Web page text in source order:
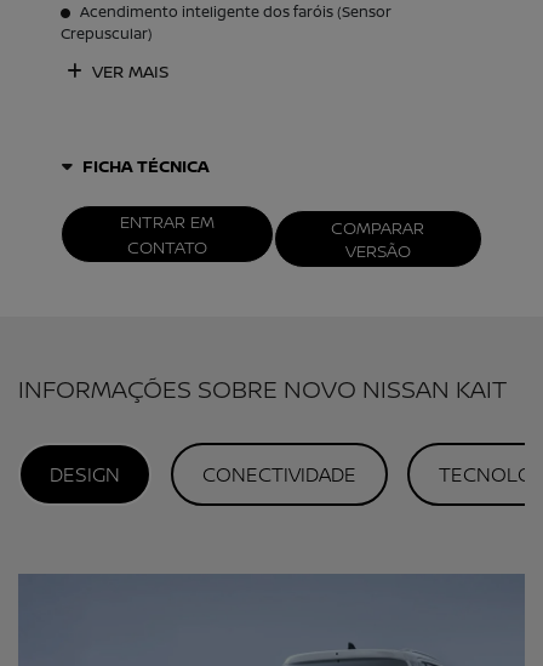
Acendimento inteligente dos faróis (Sensor
Crepuscular)
VER MAIS
FICHA TÉCNICA
ENTRAR EM
CONTATO
COMPARAR
VERSÃO
INFORMAÇÕES SOBRE NOVO NISSAN KAIT
DESIGN CONECTIVIDADE